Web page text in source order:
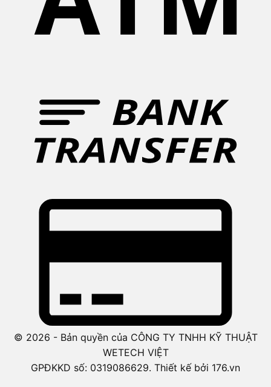
© 2026 - Bản quyền của CÔNG TY TNHH KỸ THUẬT
WETECH VIỆT
GPĐKKD số: 0319086629. Thiết kế bởi 176.vn